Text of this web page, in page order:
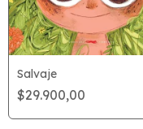
Salvaje
$29.900,00